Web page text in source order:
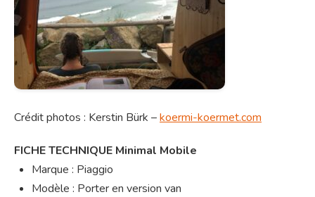
Crédit photos : Kerstin Bürk –koermi-koermet.com
FICHE TECHNIQUE Minimal Mobile
Marque : Piaggio
Modèle : Porter en version van